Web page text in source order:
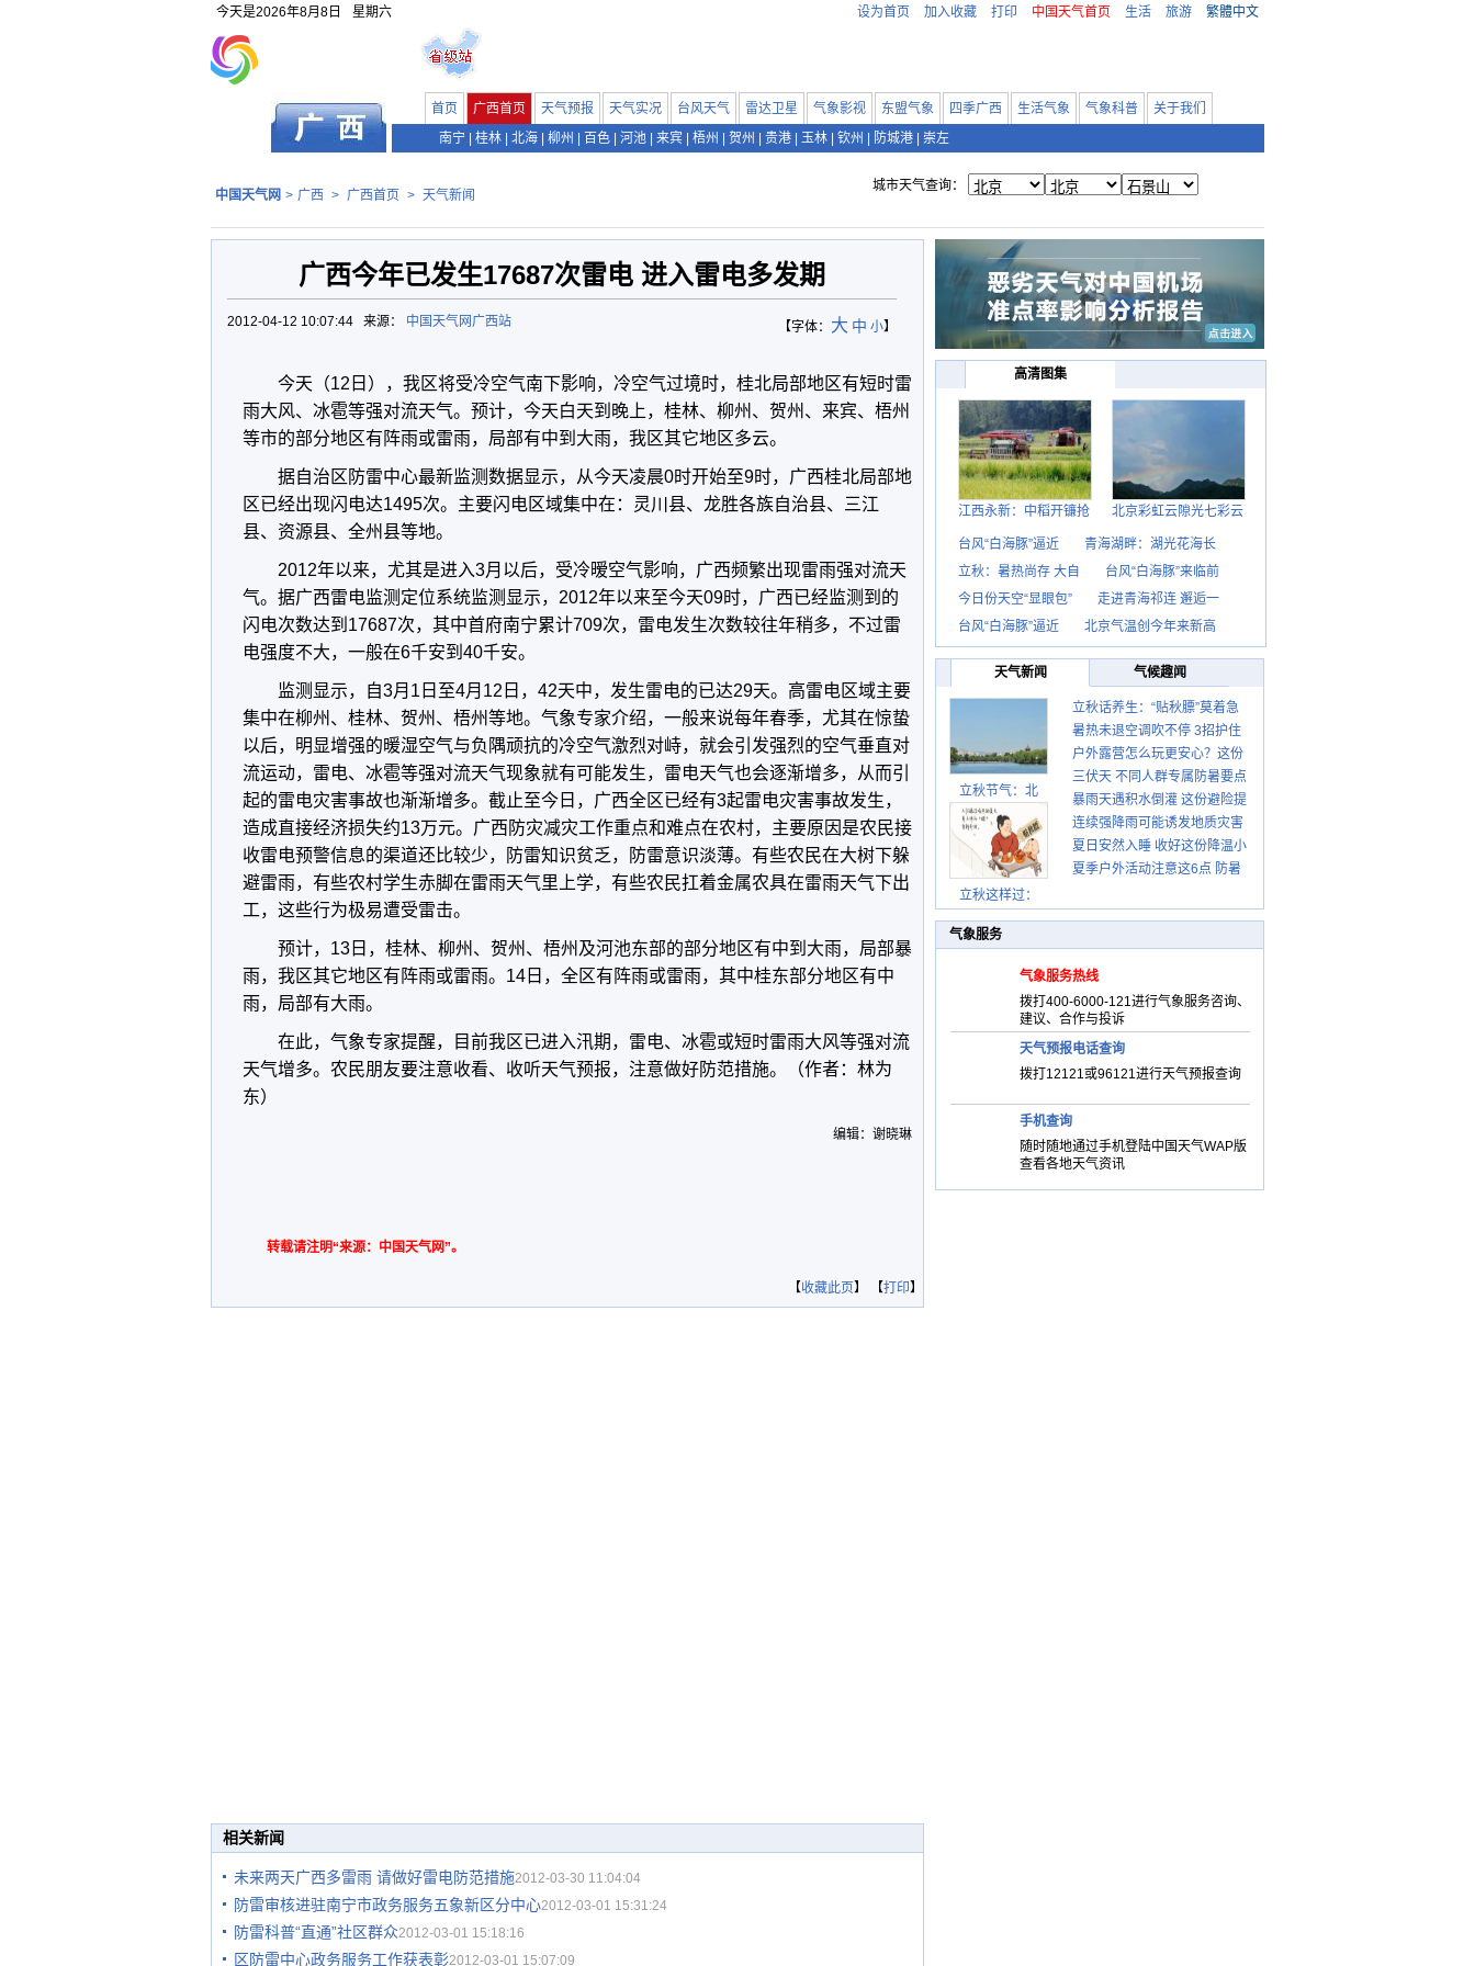
今天是2026年8月8日 星期六 设为首页 加入收藏 打印 中国天气首页 生活 旅游 繁體中文
首页 广西首页 天气预报 天气实况 台风天气 雷达卫星 气象影视 东盟气象 四季广西 生活气象 气象科普
关于我们
南宁
桂林 北海 柳州 百色 河池 来宾 梧州 贺州 贵港 玉林 钦州 防城港 崇左
中国天气网 > 广西 > 广西首页 > 天气新闻
城市天气查询：
广西今年已发生17687次雷电 进入雷电多发期
【字体： 大 中 小】
2012-04-12 10:07:44 来源： 中国天气网广西站
今天（12日），我区将受冷空气南下影响，冷空气过境时，桂北局部地区有短时雷
雨大风、冰雹等强对流天气。预计，今天白天到晚上，桂林、柳州、贺州、来宾、梧州
等市的部分地区有阵雨或雷雨，局部有中到大雨，我区其它地区多云。
据自治区防雷中心最新监测数据显示，从今天凌晨0时开始至9时，广西桂北局部地
区已经出现闪电达1495次。主要闪电区域集中在：灵川县、龙胜各族自治县、三江
县、资源县、全州县等地。
2012年以来，尤其是进入3月以后，受冷暧空气影响，广西频繁出现雷雨强对流天
气。据广西雷电监测定位系统监测显示，2012年以来至今天09时，广西已经监测到的
闪电次数达到17687次，其中首府南宁累计709次，雷电发生次数较往年稍多，不过雷
电强度不大，一般在6千安到40千安。
监测显示，自3月1日至4月12日，42天中，发生雷电的已达29天。高雷电区域主要
集中在柳州、桂林、贺州、梧州等地。气象专家介绍，一般来说每年春季，尤其在惊蛰
以后，明显增强的暖湿空气与负隅顽抗的冷空气激烈对峙，就会引发强烈的空气垂直对
流运动，雷电、冰雹等强对流天气现象就有可能发生，雷电天气也会逐渐增多，从而引
起的雷电灾害事故也渐渐增多。截止至今日，广西全区已经有3起雷电灾害事故发生，
造成直接经济损失约13万元。广西防灾减灾工作重点和难点在农村，主要原因是农民接
收雷电预警信息的渠道还比较少，防雷知识贫乏，防雷意识淡薄。有些农民在大树下躲
避雷雨，有些农村学生赤脚在雷雨天气里上学，有些农民扛着金属农具在雷雨天气下出
工，这些行为极易遭受雷击。
预计，13日，桂林、柳州、贺州、梧州及河池东部的部分地区有中到大雨，局部暴
雨，我区其它地区有阵雨或雷雨。14日，全区有阵雨或雷雨，其中桂东部分地区有中
雨，局部有大雨。
在此，气象专家提醒，目前我区已进入汛期，雷电、冰雹或短时雷雨大风等强对流
天气增多。农民朋友要注意收看、收听天气预报，注意做好防范措施。（作者：林为
东）
编辑：谢晓琳
转载请注明“来源：中国天气网”。
【收藏此页】 【打印】
相关新闻
未来两天广西多雷雨 请做好雷电防范措施2012-03-30 11:04:04
防雷审核进驻南宁市政务服务五象新区分中心2012-03-01 15:31:24
防雷科普“直通”社区群众2012-03-01 15:18:16
区防雷中心政务服务工作获表彰2012-03-01 15:07:09
高清图集
江西永新：中稻开镰抢 北京彩虹云隙光七彩云
台风“白海豚”逼近
青海湖畔：湖光花海长
立秋：暑热尚存 大自
台风“白海豚”来临前
今日份天空“显眼包”
走进青海祁连 邂逅一
台风“白海豚”逼近
北京气温创今年来新高
天气新闻 气候趣闻
立秋节气：北
立秋这样过：
立秋话养生：“贴秋膘”莫着急
先清暑再防燥
暑热未退空调吹不停 3招护住
肩颈不酸痛
户外露营怎么玩更安心？这份
攻略请收好
三伏天 不同人群专属防暑要点
请收好
暴雨天遇积水倒灌 这份避险提
示请收好
连续强降雨可能诱发地质灾害
这些前兆要知道
夏日安然入睡 收好这份降温小
贴士
夏季户外活动注意这6点 防暑
气象服务
气象服务热线
拨打400-6000-121进行气象服务咨询、
建议、合作与投诉
天气预报电话查询
拨打12121或96121进行天气预报查询
手机查询
随时随地通过手机登陆中国天气WAP版
查看各地天气资讯